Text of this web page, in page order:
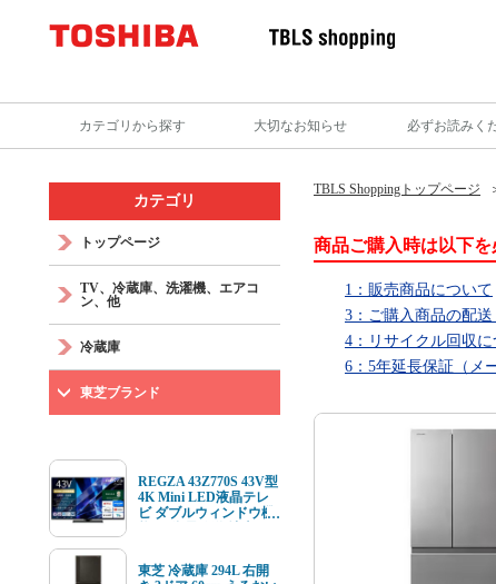
カテゴリから探す 大切なお知らせ 必ずお読みく
TBLS Shoppingトップページ
商品ご購入時は以下
1：販売商品について
3：ご購入商品の配
4：リサイクル回収に
6：5年延長保証（メ
カテゴリ
トップページ
TV、冷蔵庫、洗濯機、エアコ
ン、他
冷蔵庫
東芝ブランド
REGZA 43Z770S 43V型
4K Mini LED液晶テレ
ビ ダブルウィンドウ機
ルチューナー内蔵
東芝 冷蔵庫 294L 右開